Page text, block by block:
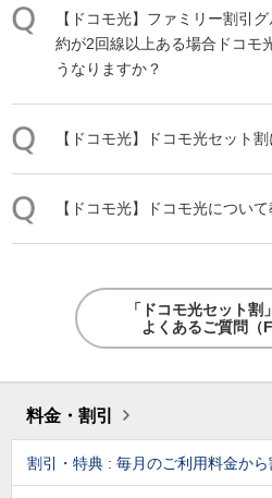
【 ドコモ光】ファミリー割引
約が2回線以上ある場合 ドコモ
うなりますか？
【 ドコモ光】 ドコモ光セット割
【 ドコモ光】 ドコモ光につい
「ドコモ光セット割
よくあるご質問（
料金・割引
割引・特典 : 毎月のご利用料金から